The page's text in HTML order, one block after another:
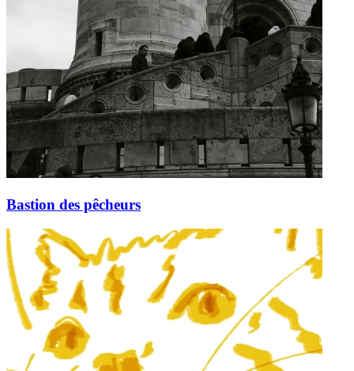
Bastion des pêcheurs